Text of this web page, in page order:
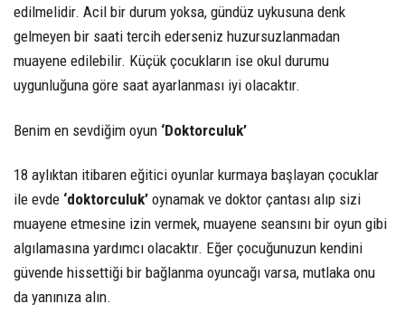
edilmelidir. Acil bir durum yoksa, gündüz uykusuna denk
gelmeyen bir saati tercih ederseniz huzursuzlanmadan
muayene edilebilir. Küçük çocukların ise okul durumu
uygunluğuna göre saat ayarlanması iyi olacaktır.
Benim en sevdiğim oyun ‘Doktorculuk’
18 aylıktan itibaren eğitici oyunlar kurmaya başlayan çocuklar
ile evde ‘doktorculuk’ oynamak ve doktor çantası alıp sizi
muayene etmesine izin vermek, muayene seansını bir oyun gibi
algılamasına yardımcı olacaktır. Eğer çocuğunuzun kendini
güvende hissettiği bir bağlanma oyuncağı varsa, mutlaka onu
da yanınıza alın.